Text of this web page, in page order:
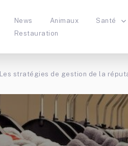
News Animaux Santé
Restauration
Les stratégies de gestion de la